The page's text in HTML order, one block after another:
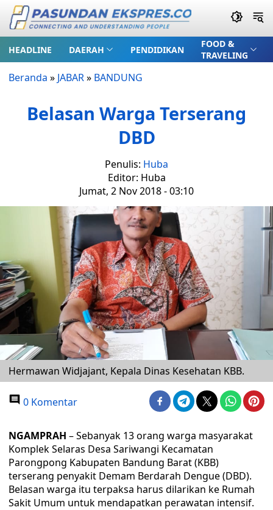
HEADLINE DAERAH PENDIDIKAN
FOOD &
TRAVELING
Beranda » JABAR» BANDUNG
Belasan Warga Terserang
DBD
Penulis: Huba
Editor: Huba
Jumat, 2 Nov 2018 - 03:10
Hermawan Widjajant, Kepala Dinas Kesehatan KBB.
0 Komentar
NGAMPRAH – Sebanyak 13 orang warga masyarakat
Komplek Selaras Desa Sariwangi Kecamatan
Parongpong Kabupaten Bandung Barat (KBB)
terserang penyakit Demam Berdarah Dengue (DBD).
Belasan warga itu terpaksa harus dilarikan ke Rumah
Sakit Umum untuk mendapatkan perawatan intensif.